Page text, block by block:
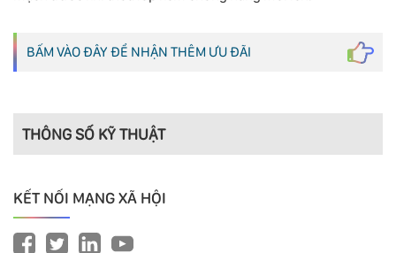
BẤM VÀO ĐÂY ĐỂ NHẬN THÊM ƯU ĐÃI
THÔNG SỐ KỸ THUẬT
KẾT NỐI MẠNG XÃ HỘI